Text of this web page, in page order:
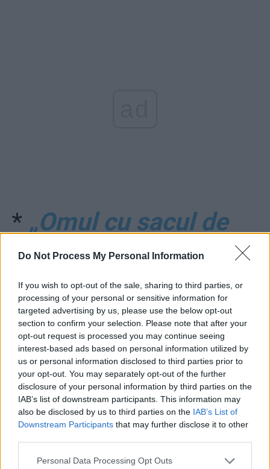
Do Not Process My Personal Information
If you wish to opt-out of the sale, sharing to third parties, or
processing of your personal or sensitive information for
targeted advertising by us, please use the below opt-out
section to confirm your selection. Please note that after your
opt-out request is processed you may continue seeing
interest-based ads based on personal information utilized by
us or personal information disclosed to third parties prior to
your opt-out. You may separately opt-out of the further
disclosure of your personal information by third parties on the
IAB’s list of downstream participants. This information may
also be disclosed by us to third parties on the IAB’s List of
Downstream Participants that may further disclose it to other
Personal Data Processing Opt Outs
* „Omul cu sacul de
voturi”, din partidul
Varanului, spulberă
minciunile lui Gâdea:
„Nu cred că au existat
fraude la alegeri.
Totul a fost legal”
*Haita lui Gâdea îl